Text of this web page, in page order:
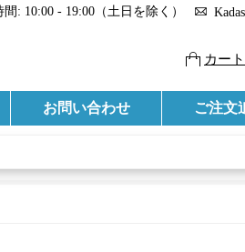
: 10:00 - 19:00（土日を除く）
カー
お問い合わせ ご注文